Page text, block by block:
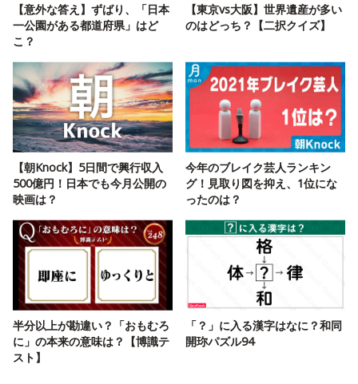
【意外な答え】ずばり、「日本
一公園がある都道府県」はど
こ？
【東京vs大阪】世界遺産が多い
のはどっち？【二択クイズ】
【朝Knock】5日間で興行収入
500億円！日本でも今月公開の
映画は？
今年のブレイク芸人ランキン
グ！見取り図を抑え、1位にな
ったのは？
半分以上が勘違い？「おもむろ
に」の本来の意味は？【博識テ
スト】
「？」に入る漢字はなに？和同
開珎パズル94